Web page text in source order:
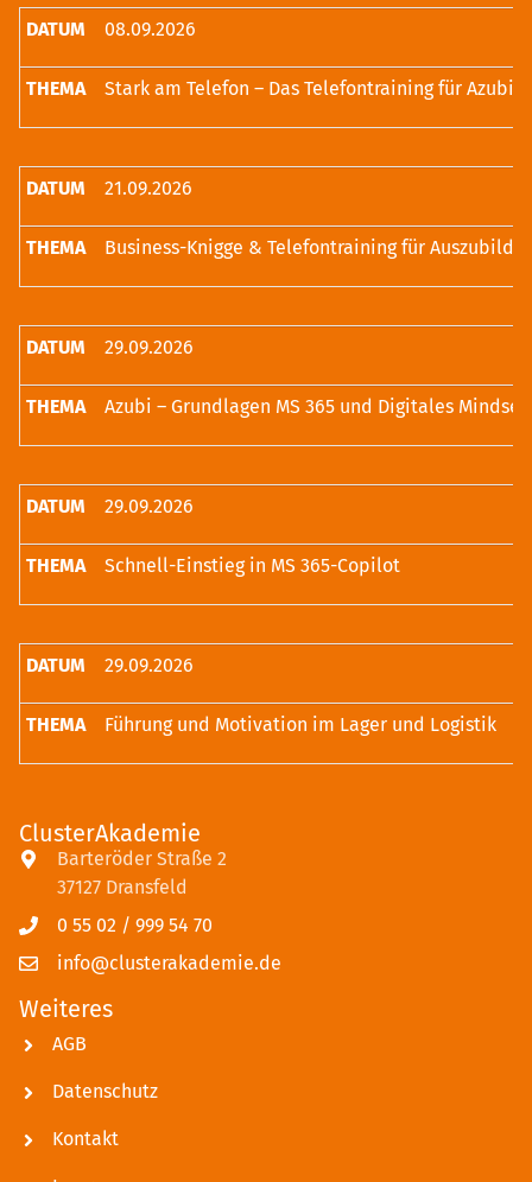
08.09.2026
Stark am Telefon – Das Telefontraining für Azubis
21.09.2026
Business-Knigge & Telefontraining für
29.09.2026
Azubi – Grundlagen MS 365 und Digitales Mindset
29.09.2026
Schnell-Einstieg in MS 365-Copilot
29.09.2026
Führung und Motivation im Lager und Logistik
ClusterAkademie
Barteröder Straße 2
37127 Dransfeld
0 55 02 / 999 54 70
info@clusterakademie.de
Weiteres
AGB
Datenschutz
Kontakt